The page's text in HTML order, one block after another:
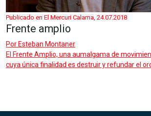
Publicado en El Mercuri Calama, 24.07.2018
Frente amplio
Por Esteban Montaner
El Frente Amplio, una aumalgama de
cuya única finalidad es destruir y refundar el